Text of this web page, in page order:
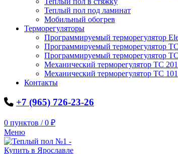
Теплый пол под ламинат
Мобильный обогрев
Терморегуляторы
Программируемый терморегулятор
Программируемый терморегулятор
Программируемый терморегулятор
Механический терморегулятор ТС 201
Механический терморегулятор ТС 101
Контакты
+7 (965) 726-23-26
0 пунктов / 0 ₽
Меню